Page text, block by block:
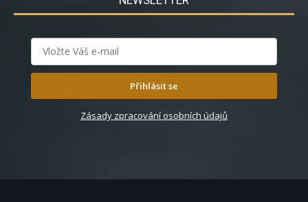
Přihlásit se
Zásady zpracování osobních údajů